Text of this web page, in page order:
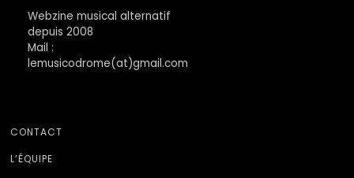
Webzine musical alternatif
depuis 2008
Mail :
lemusicodrome(at)gmail.com
CONTACT
L’ÉQUIPE